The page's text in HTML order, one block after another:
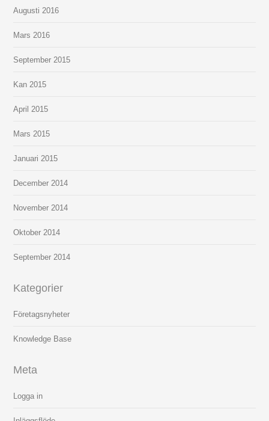
Augusti 2016
Mars 2016
September 2015
Kan 2015
April 2015
Mars 2015
Januari 2015
December 2014
November 2014
Oktober 2014
September 2014
Kategorier
Företagsnyheter
Knowledge Base
Meta
Logga in